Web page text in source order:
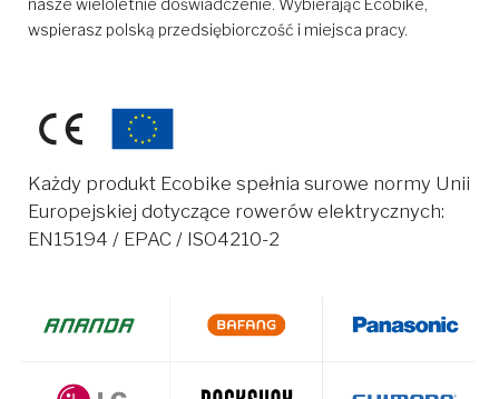
wspierasz polską przedsiębiorczość i miejsca pracy.
Każdy produkt Ecobike spełnia surowe normy Unii
Europejskiej dotyczące rowerów elektrycznych:
EN15194 / EPAC / ISO4210-2